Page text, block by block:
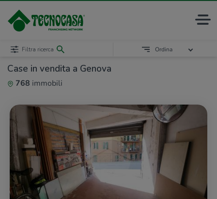
Case in vendita a Genova
768 immobili
Filtra ricerca Ordina